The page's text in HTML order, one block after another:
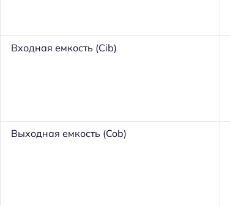
Входная емкость (Cib)
Выходная емкость (Cob)